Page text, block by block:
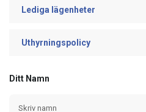
Lediga lägenheter
Uthyrningspolicy
Ditt Namn